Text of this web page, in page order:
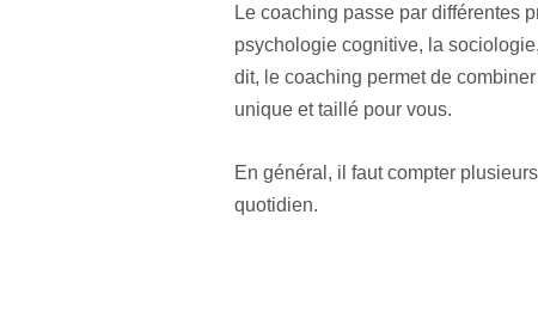
Le coaching passe par différentes
psychologie cognitive, la
dit, le coaching permet de
unique et taillé pour vous.
En général, il faut compter
quotidien.